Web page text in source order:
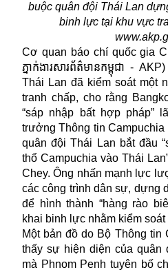
buộc quân đội Thái Lan
binh lực tại khu vực
Cơ quan báo chí quốc gia
ភ្នាក់ងារសារព័ត៌មានកម្ពុជា -
Thái Lan đã kiểm soát một
tranh chấp, cho rằng
“sáp nhập bất hợp pháp”
trưởng Thông tin Campuchia
quân đội Thái Lan bắt đầu
thổ Campuchia vào Thái
Chey. Ông nhấn mạnh lực
các công trình dân sự, dựng
để hình thành “hàng rào
khai binh lực nhằm kiểm
Một bản đồ do Bộ Thông tin
thấy sự hiện diện của
mà Phnom Penh tuyên bố